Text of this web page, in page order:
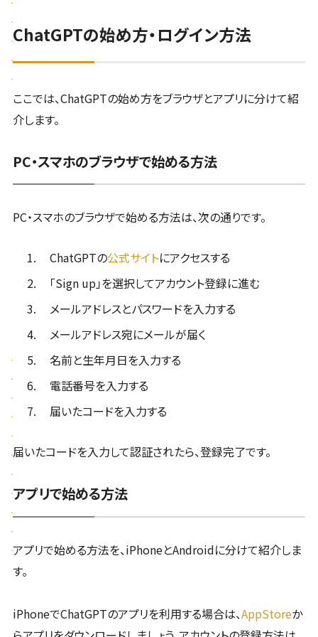
ChatGPTの始め方・ログイン方法
ここでは、ChatGPTの始め方をブラウザとアプリに分けて紹
介します。
PC・スマホのブラウザで始める方法
PC・スマホのブラウザで始める方法は、次の通りです。
ChatGPTの公式サイトにアクセスする
「Sign up」を選択してアカウント登録に進む
メールアドレスとパスワードを入力する
メールアドレス宛にメールが届く
名前と生年月日を入力する
電話番号を入力する
届いたコードを入力する
届いたコードを入力して認証されたら、登録完了です。
アプリで始める方法
アプリで始める方法を、iPhoneとAndroidに分けて紹介しま
す。
iPhoneでChatGPTのアプリを利用する場合は、AppStoreか